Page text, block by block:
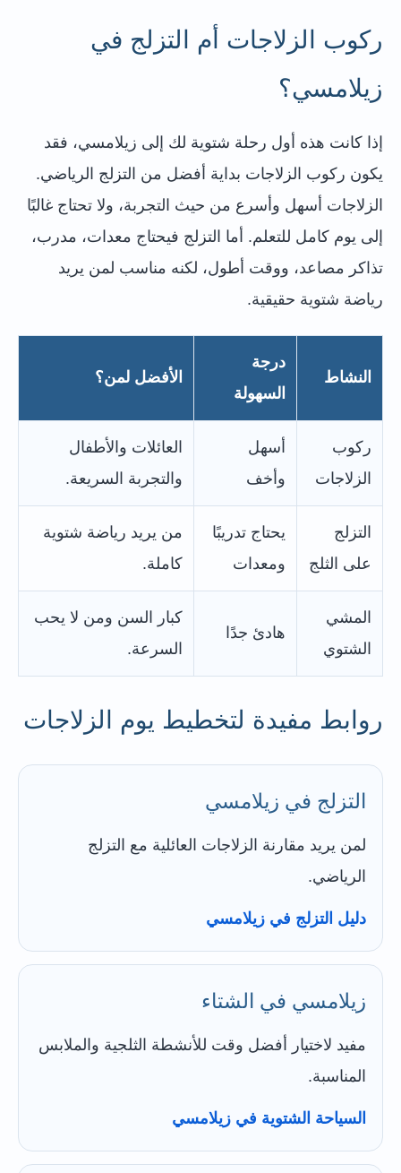
ركوب الزلاجات أم التزلج في
زيلامسي؟
إذا كانت هذه أول رحلة شتوية لك إلى زيلامسي، فقد
يكون ركوب الزلاجات بداية أفضل من التزلج الرياضي.
الزلاجات أسهل وأسرع من حيث التجربة، ولا تحتاج غالبًا
إلى يوم كامل للتعلم. أما التزلج فيحتاج معدات، مدرب،
تذاكر مصاعد، ووقت أطول، لكنه مناسب لمن يريد
رياضة شتوية حقيقية.
النشاط
درجة
السهولة
الأفضل لمن؟
ركوب
الزلاجات
أسهل
وأخف
العائلات والأطفال
والتجربة السريعة.
التزلج
على الثلج
يحتاج تدريبًا
ومعدات
من يريد رياضة شتوية
كاملة.
المشي
الشتوي
هادئ جدًا
كبار السن ومن لا يحب
السرعة.
روابط مفيدة لتخطيط يوم الزلاجات
التزلج في زيلامسي
لمن يريد مقارنة الزلاجات العائلية مع التزلج
الرياضي.
دليل التزلج في زيلامسي
زيلامسي في الشتاء
مفيد لاختيار أفضل وقت للأنشطة الثلجية والملابس
المناسبة.
السياحة الشتوية في زيلامسي